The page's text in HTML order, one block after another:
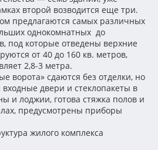
второй возводится еще три.
предлагаются самых различных
однокомнатных до
под которые отведены верхние
от 40 до 160 кв. метров,
2,8-3 метра.
ворота» сдаются без отделки, но
двери и стеклопакеты в
и лоджии, готова стяжка полов и
предусмотрены приборы
жилого комплекса